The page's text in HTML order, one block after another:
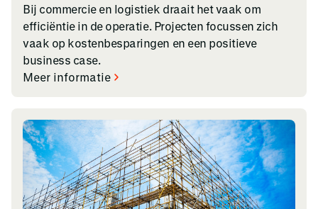
Bij commercie en logistiek draait het vaak om
efficiëntie in de operatie. Projecten focussen zich
vaak op kostenbesparingen en een positieve
business case.
Meer informatie